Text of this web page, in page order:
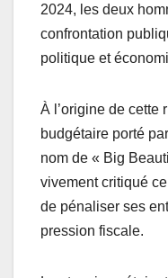
2024, les deux
confrontation
politique et
À l’origine de cette
budgétaire porté
nom de « Big
vivement critiqué
de pénaliser ses
pression fiscale.